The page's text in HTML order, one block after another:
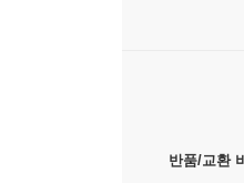
반품/교환